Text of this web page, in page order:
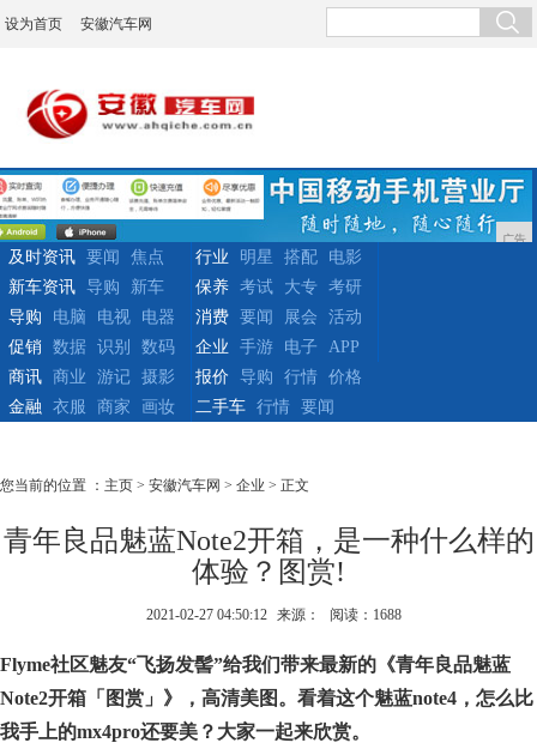
设为首页 安徽汽车网
广告
及时资讯 要闻
焦点
新车资讯
导购 新车
行业 明星 搭配
电影
保养
考试 大专
考研
导购
电脑 电视
电器
促销
数据 识别 数码
消费 要闻 展会
活动
企业
手游 电子
APP
商讯
商业 游记
摄影
金融
衣服 商家 画妆
报价 导购 行情
价格
二手车
行情 要闻
您当前的位置 ： 主页 > 安徽汽车网 > 企业 > 正文
青年良品魅蓝Note2开箱，是一种什么样的
体验？图赏!
2021-02-27 04:50:12 来源： 阅读：1688
Flyme社区魅友“飞扬发髻”给我们带来最新的《青年良品魅蓝
Note2开箱「图赏」》，高清美图。看着这个魅蓝note4，怎么比
我手上的mx4pro还要美？大家一起来欣赏。